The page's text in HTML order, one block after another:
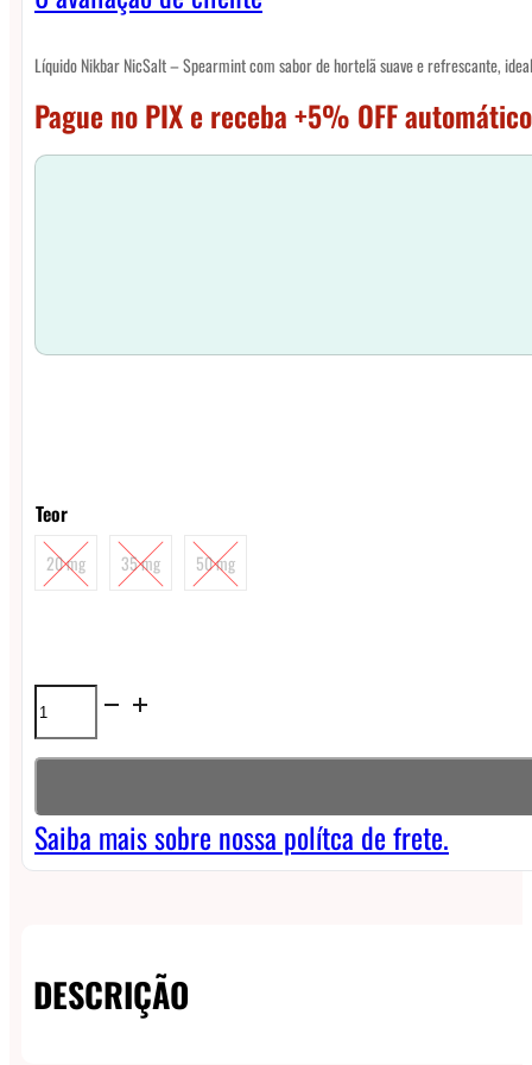
Líquido Nikbar NicSalt – Spearmint com sabor de hortelã suave e refrescante,
Pague no PIX e receba +5% OFF
Teor
20 mg 35 mg 50 mg
Líquido
Nikbar
-
Spearmint
Saiba mais sobre nossa polítca de frete.
DESCRIÇÃO